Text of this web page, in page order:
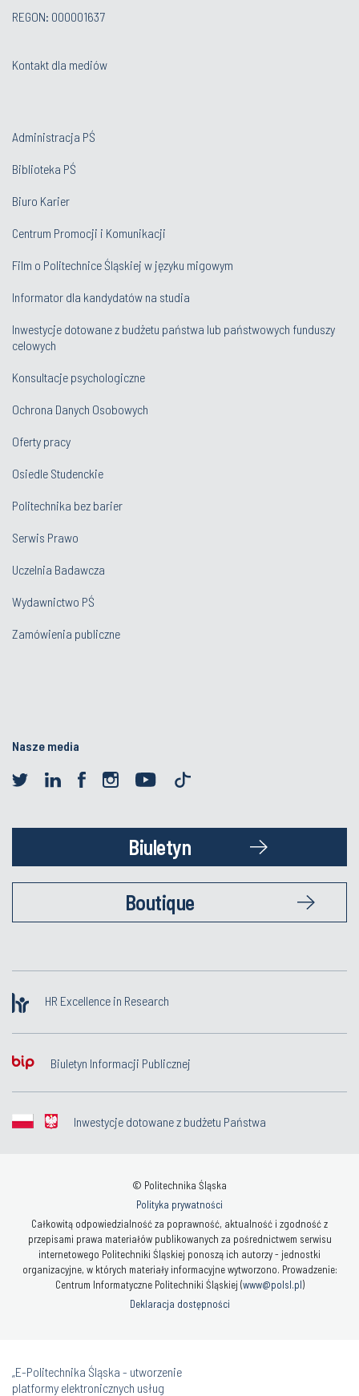
REGON: 000001637
Kontakt dla mediów
Administracja PŚ
Biblioteka PŚ
Biuro Karier
Centrum Promocji i Komunikacji
Film o Politechnice Śląskiej w języku migowym
Informator dla kandydatów na studia
Inwestycje dotowane z budżetu państwa lub państwowych funduszy
celowych
Konsultacje psychologiczne
Ochrona Danych Osobowych
Oferty pracy
Osiedle Studenckie
Politechnika bez barier
Serwis Prawo
Uczelnia Badawcza
Wydawnictwo PŚ
Zamówienia publiczne
Nasze media
Biuletyn
Boutique
HR Excellence in Research
Biuletyn Informacji Publicznej
Inwestycje dotowane z budżetu Państwa
© Politechnika Śląska
Polityka prywatności
Całkowitą odpowiedzialność za poprawność, aktualność i zgodność z
przepisami prawa materiałów publikowanych za pośrednictwem serwisu
internetowego Politechniki Śląskiej ponoszą ich autorzy - jednostki
organizacyjne, w których materiały informacyjne wytworzono. Prowadzenie:
Centrum Informatyczne Politechniki Śląskiej (www@polsl.pl)
Deklaracja dostępności
„E-Politechnika Śląska - utworzenie
platformy elektronicznych usług